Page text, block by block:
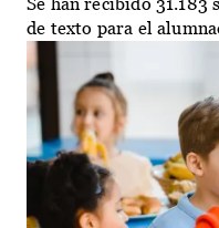
de texto para el